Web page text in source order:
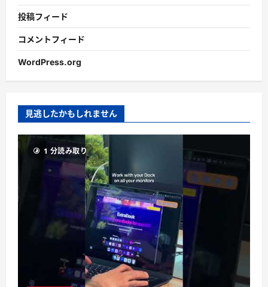
投稿フィード
コメントフィード
WordPress.org
見逃したかもしれません
1 分読み取り